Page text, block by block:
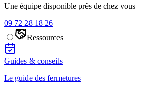
Une équipe disponible près de chez vous
09 72 28 18 26
Ressources
Guides & conseils
Le guide des fermetures